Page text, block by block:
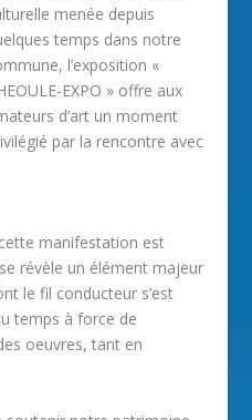
menée depuis
temps dans notre
l’exposition «
EXPO » offre aux
d’art un moment
par la rencontre avec
manifestation est
révèle un élément majeur
le fil conducteur s’est
temps à force de
oeuvres, tant en